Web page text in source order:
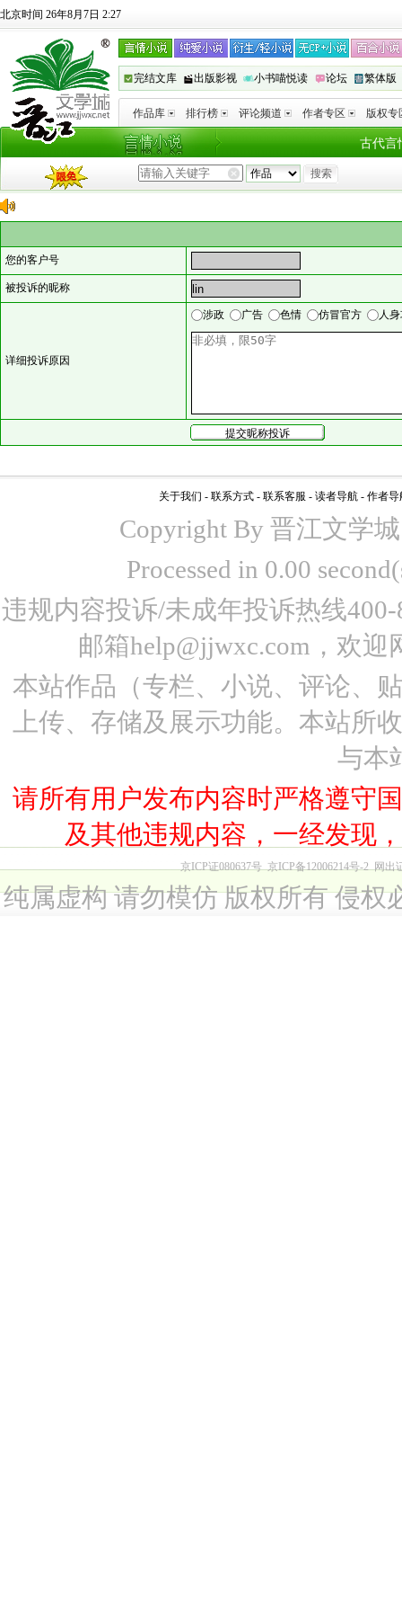
北京时间 26年8月7日 2:27
完结文库 出版影视 小书喵悦读 论坛 繁体版
作品库 排行榜 评论频道 作者专区 版权专
古代言
您的客户号
被投诉的昵称
详细投诉原因
涉政 广告 色情 仿冒官方 人
关于我们 - 联系方式 - 联系客服 - 读者导航 - 作者导
Copyright By 晋江文学
Processed in 0.00
违规内容投诉/未成年投诉热线
邮箱help@jjwxc.com，欢
本站作品（专栏、小说、评论、
上传、存储及展示功能。本站所
与本
请所有用户发布内容时严格遵守
及其他违规内容，一经发现
京ICP证080637号 京ICP备12006214号-2 网出
纯属虚构 请勿模仿 版权所有 侵权